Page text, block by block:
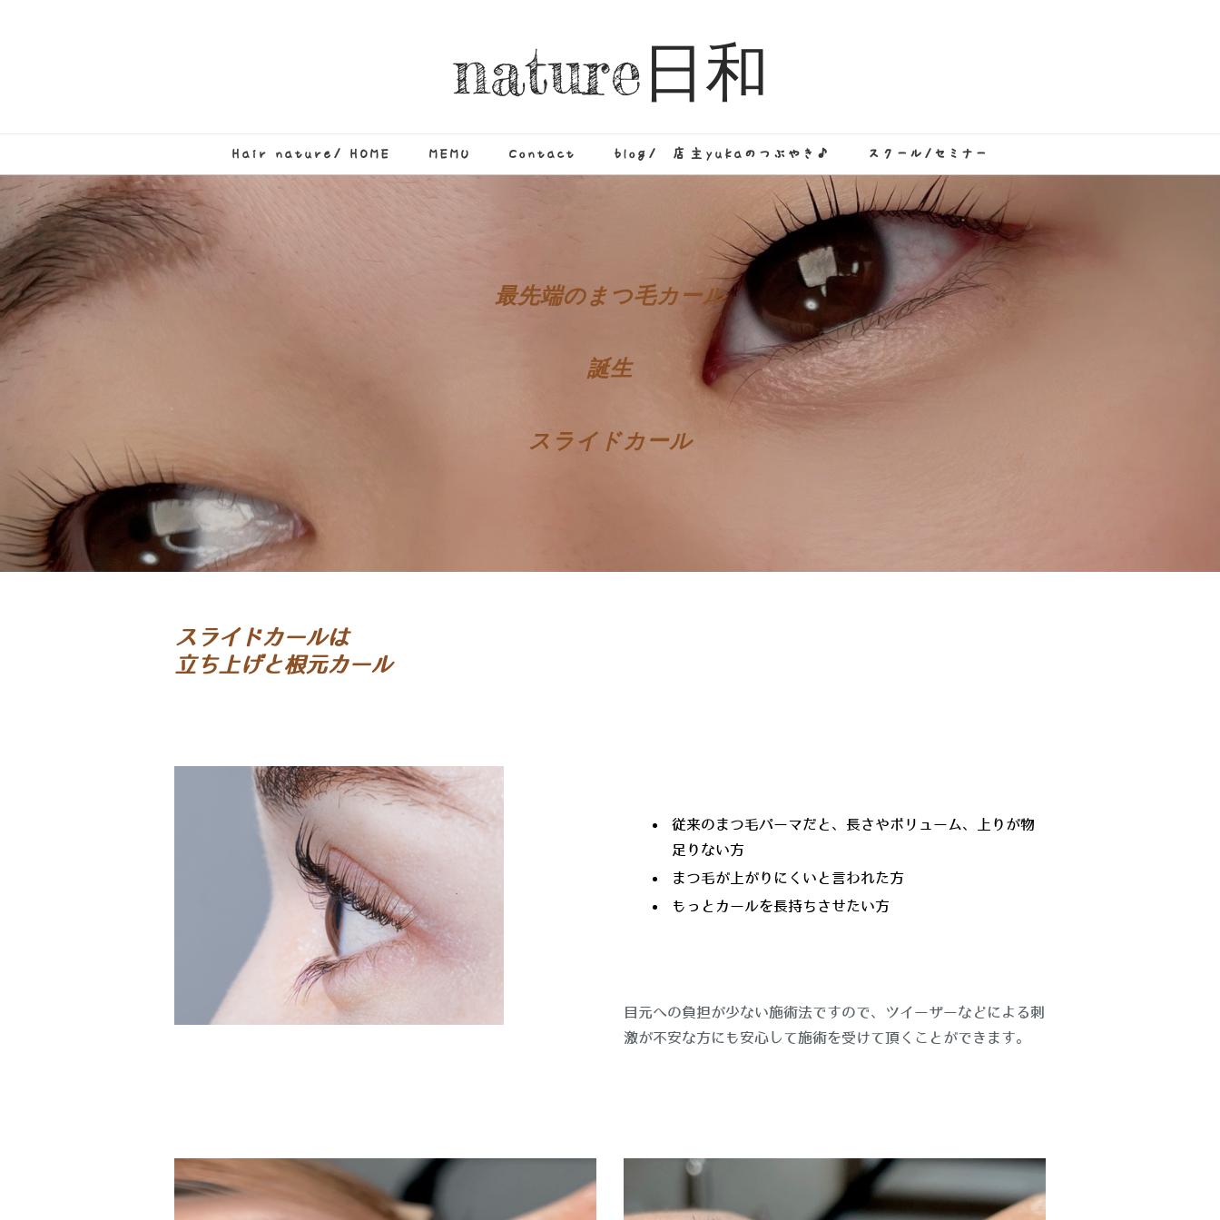
nature日和
Hair nature/ HOME MEMU Contact blog/ 店主yukaのつぶやき♪ スクール/セミナー
最先端のまつ毛カール
誕生
​スライドカール
スライドカールは
立ち上げと根元カール‼︎
従来のまつ毛パーマだと、長さやボリューム、上りが物
足りない方
まつ毛が上がりにくいと言われた方
もっとカールを長持ちさせたい方
目元への負担が少ない施術法ですので、ツイーザーなどによる刺
激が不安な方にも安心して施術を受けて頂くことができます。